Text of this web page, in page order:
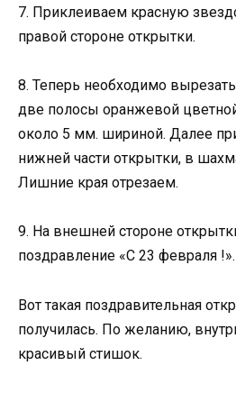
7. Приклеиваем красную
правой стороне открытки.
8. Теперь необходимо
две полосы оранжевой
около 5 мм. шириной. Далее
нижней части открытки, в
Лишние края отрезаем.
9. На внешней стороне
поздравление «С 23 февраля !».
Вот такая поздравительная
получилась. По желанию,
красивый стишок.